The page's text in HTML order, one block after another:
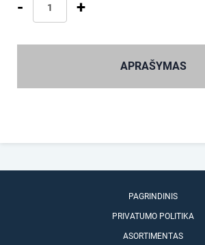
- +
APRAŠYMAS
PAGRINDINIS
PRIVATUMO POLITIKA
ASORTIMENTAS